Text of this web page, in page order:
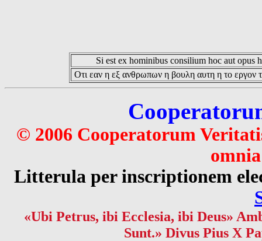
Si est ex hominibus consilium hoc aut opus
Οτι εαν η εξ ανθρωπων η βουλη αυτη η το εργον
© 2006 Cooperatorum
Litterula per inscriptionem
«Ubi Petrus, ibi Ecclesia, ibi Deus»
Sunt.» Divus Pius X